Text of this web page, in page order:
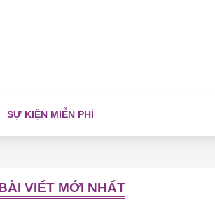
SỰ KIỆN MIỄN PHÍ
VIẾT MỚI NHẤT